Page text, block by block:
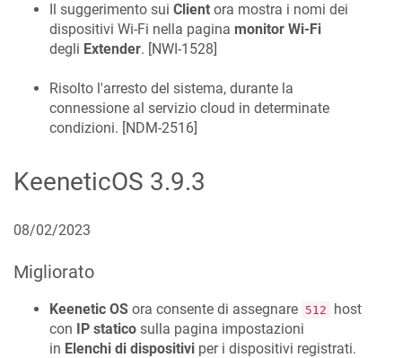
Il suggerimento sui Client ora mostra i nomi dei
dispositivi Wi-Fi nella pagina monitor Wi-Fi
degli Extender. [NWI-1528]
Risolto l'arresto del sistema, durante la
connessione al servizio cloud in determinate
condizioni. [NDM-2516]
KeeneticOS 3.9.3
08/02/2023
Migliorato
Keenetic OS ora consente di assegnare 512
host
con IP statico sulla pagina impostazioni
in Elenchi di dispositivi per i dispositivi registrati.